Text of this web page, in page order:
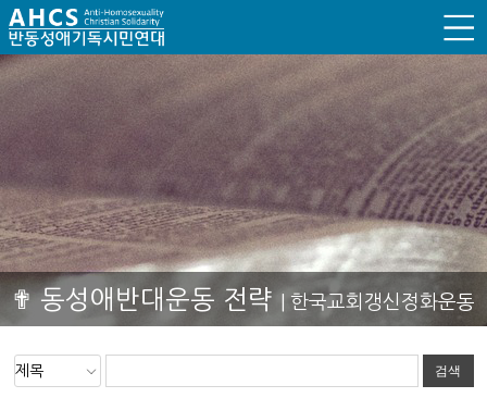
✟ 동성애반대운동 전략 | 한국교회갱신정화운동